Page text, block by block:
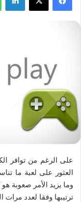
على الرغم من توافر
العثور على لعبة ما
وما يزيد الأمر صعوبة
ترتيبها وفقا لعدد مرات